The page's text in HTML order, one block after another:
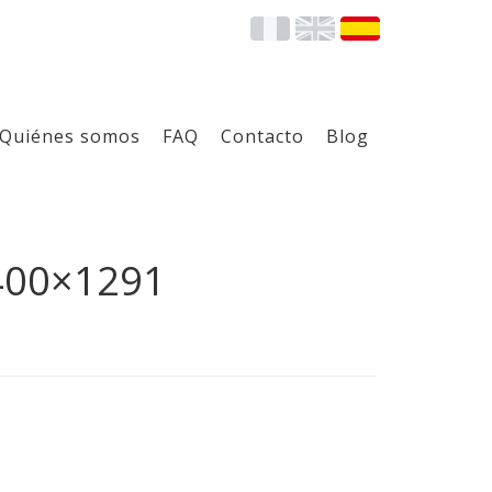
Quiénes somos FAQ Contacto Blog